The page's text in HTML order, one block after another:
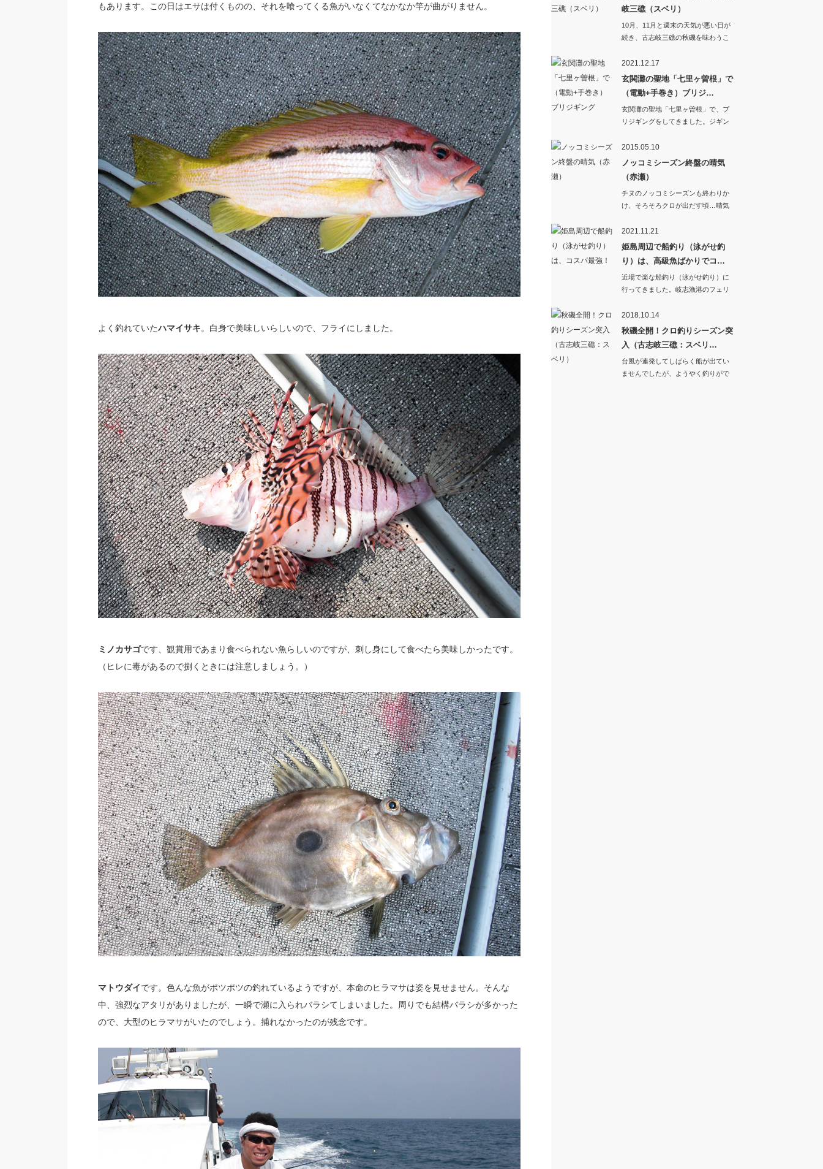
もあります。この日はエサは付くものの、それを喰ってくる魚がいなくてなかなか竿が曲がりません。
よく釣れていたハマイサキ。白身で美味しいらしいので、フライにしました。
ミノカサゴです、観賞用であまり食べられない魚らしいのですが、刺し身にして食べたら美味しかったです。
（ヒレに毒があるので捌くときには注意しましょう。）
マトウダイです。色んな魚がポツポツの釣れているようですが、本命のヒラマサは姿を見せません。そんな
中、強烈なアタリがありましたが、一瞬で瀬に入られバラシてしまいました。周りでも結構バラシが多かった
ので、大型のヒラマサがいたのでしょう。捕れなかったのが残念です。
岐三礁（スベリ）
10月、11月と週末の天気が悪い日が
続き、古志岐三礁の秋磯を味わうこ
2021.12.17
玄関灘の聖地「七里ヶ曽根」で
（電動+手巻き）ブリジ…
玄関灘の聖地「七里ヶ曽根」で、ブ
リジギングをしてきました。ジギン
2015.05.10
ノッコミシーズン終盤の晴気
（赤瀬）
チヌのノッコミシーズンも終わりか
け、そろそろクロが出だす頃…晴気
2021.11.21
姫島周辺で船釣り（泳がせ釣
り）は、高級魚ばかりでコ…
近場で楽な船釣り（泳がせ釣り）に
行ってきました。岐志漁港のフェリ
2018.10.14
秋磯全開！クロ釣りシーズン突
入（古志岐三礁：スベリ…
台風が連発してしばらく船が出てい
ませんでしたが、ようやく釣りがで